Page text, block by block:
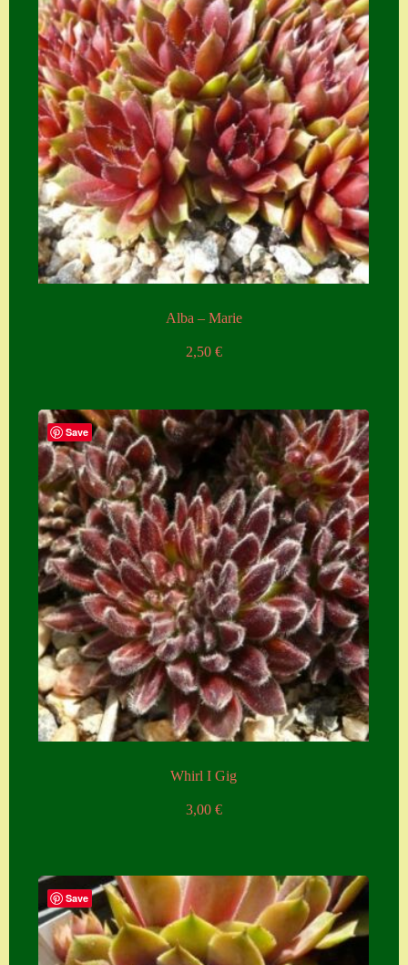
Widerrufsbelehru
ng
Zahlung
Zahlungs- &
Versandinfos
Zubehör
Zubehör
Alba – Marie
2,50 €
Save
Whirl I Gig
3,00 €
Save